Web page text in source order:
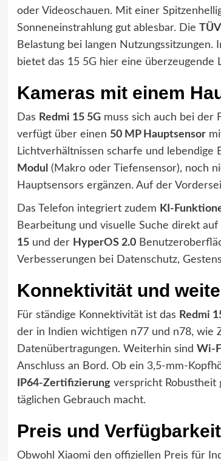
oder Videoschauen. Mit einer
Sonneneinstrahlung gut ablesbar. Die
Belastung bei langen
bietet das 15 5G hier eine überzeugende
Kameras mit einem
Das Redmi 15 5Gmuss sich auch bei der
verfügt über einen 50 MP Hauptsensor
Lichtverhältnissen scharfe und
Modul (Makro oder Tiefensensor), noch
Hauptsensors ergänzen. Auf der
Das Telefon integriert zudem KI-
Bearbeitung und visuelle Suche direkt
15und der HyperOS 2.0
Verbesserungen bei Datenschutz,
Konnektivität und
Für ständige Konnektivität ist das Redmi
der in Indien wichtigen n77 und n78, wie
Datenübertragungen. Weiterhin sind Wi-
Anschluss an Bord. Ob ein 3,5-mm-
IP64-Zertifizierungverspricht Robustheit
täglichen Gebrauch macht.
Preis und
Obwohl Xiaomi den offiziellen Preis für